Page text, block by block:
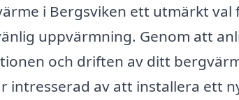
i Bergsviken ett utmärkt val
uppvärmning. Genom att
och driften av ditt
intresserad av att installera ett